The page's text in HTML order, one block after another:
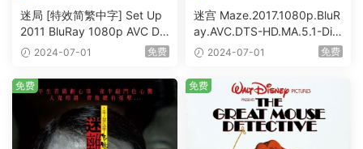
迷局 [特效简繁中字] Set Up
2011 BluRay 1080p AVC DT
S-HD MA5.1-shhaclm@CHD
2024-07-01 免费
迷宫 Maze.2017.1080p.BluR
ay.AVC.DTS-HD.MA.5.1-DiY
@HDHome [BDISO 19.7GB]
2024-07-01 免费
免费 免费